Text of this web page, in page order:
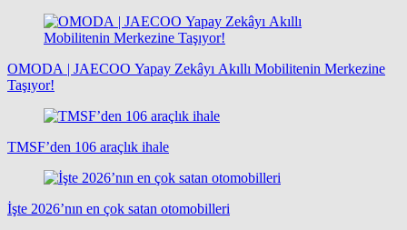
OMODA | JAECOO Yapay Zekâyı Akıllı Mobilitenin Merkezine
Taşıyor!
TMSF’den 106 araçlık ihale
İşte 2026’nın en çok satan otomobilleri